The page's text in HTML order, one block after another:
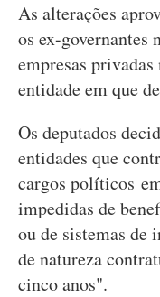
As alterações
os ex-governantes
empresas
entidade em que
Os deputados
entidades que
cargos políticos
impedidas de
ou de sistemas de
de natureza
cinco anos".